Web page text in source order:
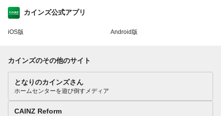
カインズ公式アプリ
iOS版 Android版
カインズのその他のサイト
となりのカインズさん
ホームセンターを遊び倒すメディア
CAINZ Reform